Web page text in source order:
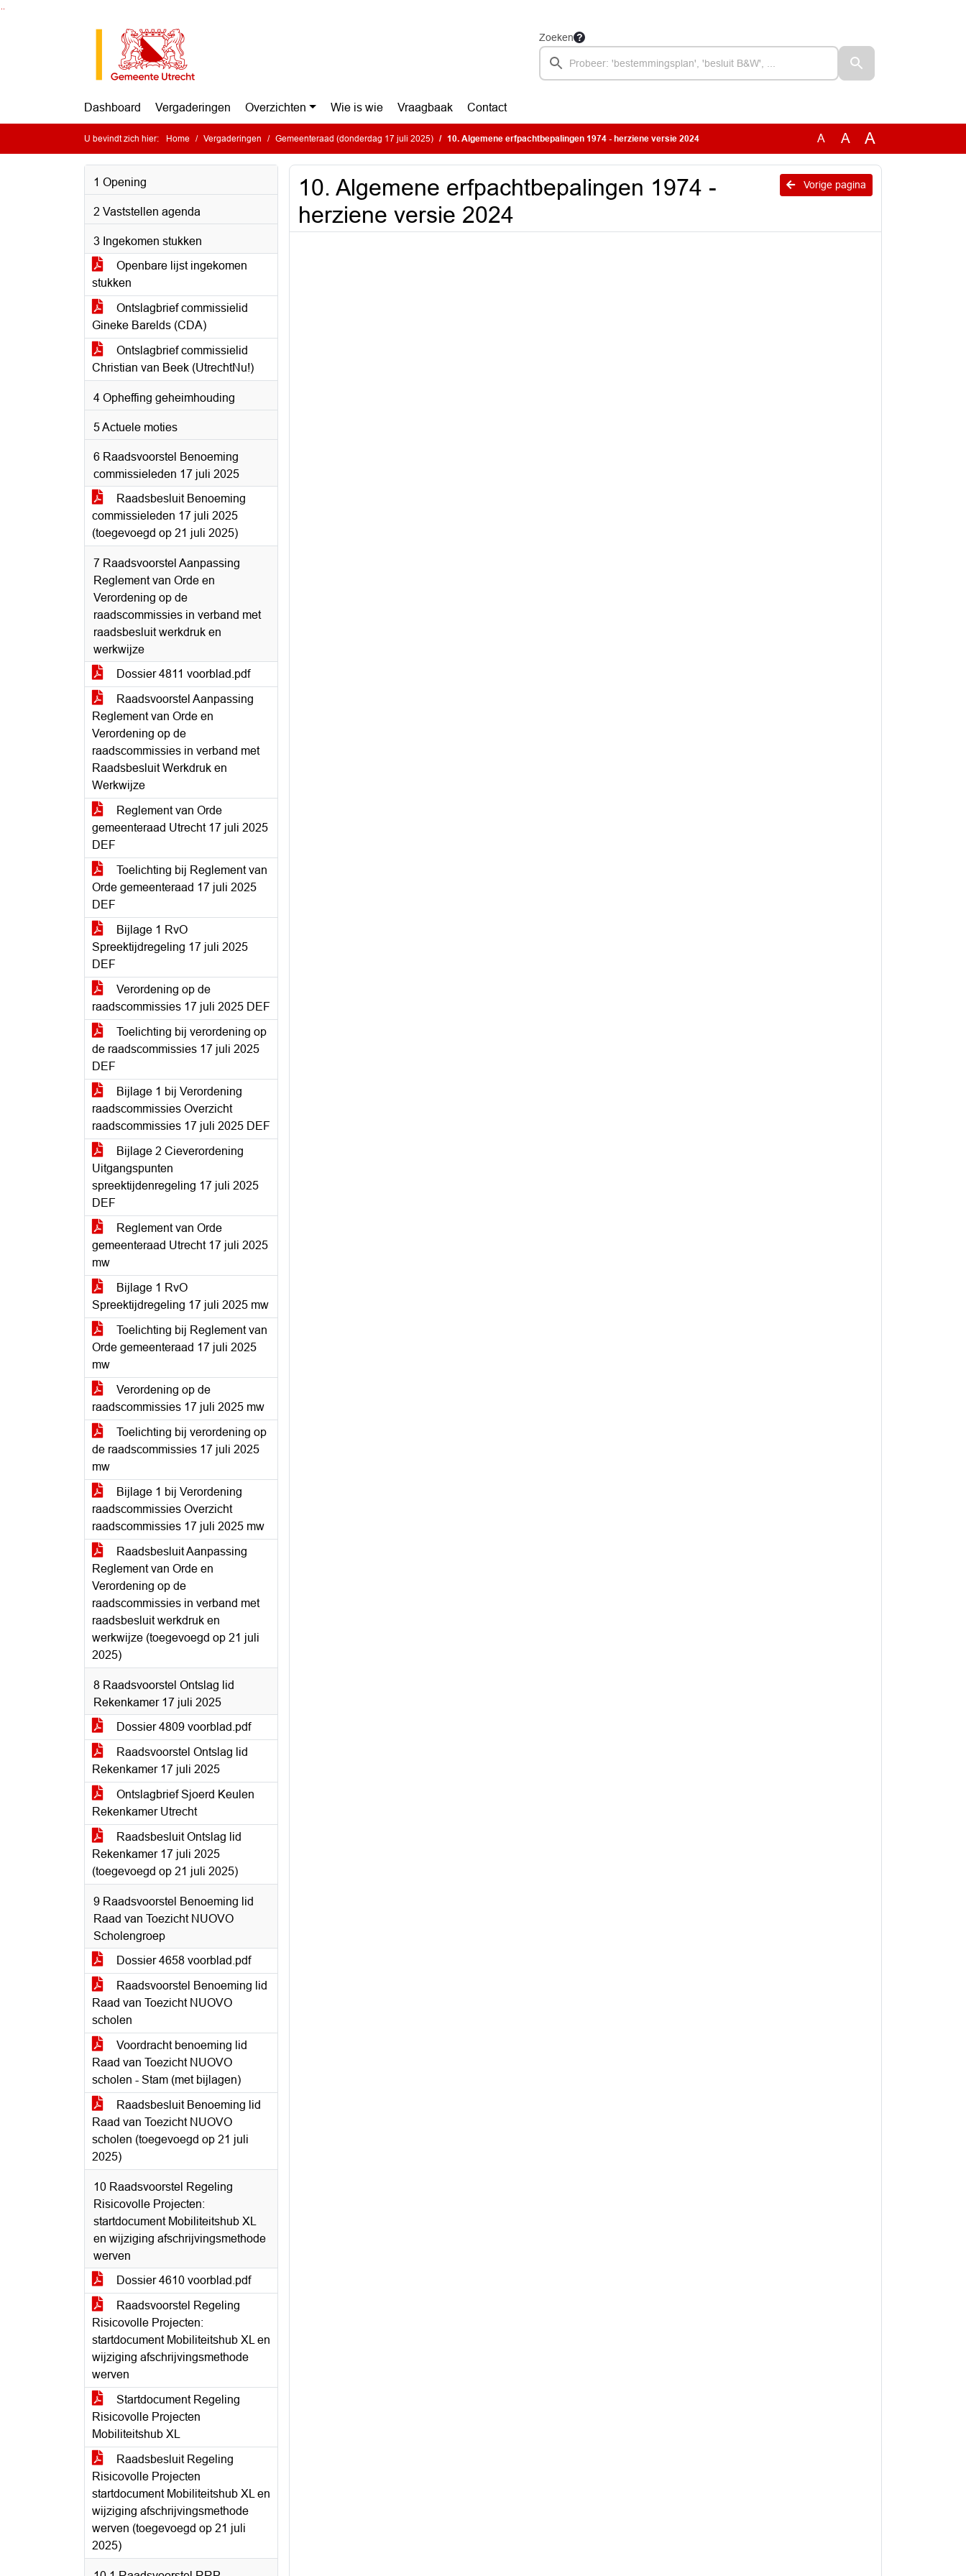
Zoeken
Dashboard Vergaderingen Overzichten Wie is wie Vraagbaak Contact
U bevindt zich hier: Home Vergaderingen Gemeenteraad (donderdag 17 juli 2025) 10. Algemene erfpachtbepalingen 1974 - herziene versie 2024 A A A
1 Opening
2 Vaststellen agenda
3 Ingekomen stukken
Openbare lijst ingekomen
stukken
Ontslagbrief commissielid
Gineke Barelds (CDA)
Ontslagbrief commissielid
Christian van Beek (UtrechtNu!)
4 Opheffing geheimhouding
5 Actuele moties
6 Raadsvoorstel Benoeming
commissieleden 17 juli 2025
Raadsbesluit Benoeming
commissieleden 17 juli 2025
(toegevoegd op 21 juli 2025)
7 Raadsvoorstel Aanpassing
Reglement van Orde en
Verordening op de
raadscommissies in verband met
raadsbesluit werkdruk en
werkwijze
Dossier 4811 voorblad.pdf
Raadsvoorstel Aanpassing
Reglement van Orde en
Verordening op de
raadscommissies in verband met
Raadsbesluit Werkdruk en
Werkwijze
Reglement van Orde
gemeenteraad Utrecht 17 juli 2025
DEF
Toelichting bij Reglement van
Orde gemeenteraad 17 juli 2025
DEF
Bijlage 1 RvO
Spreektijdregeling 17 juli 2025
DEF
Verordening op de
raadscommissies 17 juli 2025 DEF
Toelichting bij verordening op
de raadscommissies 17 juli 2025
DEF
Bijlage 1 bij Verordening
raadscommissies Overzicht
raadscommissies 17 juli 2025 DEF
Bijlage 2 Cieverordening
Uitgangspunten
spreektijdenregeling 17 juli 2025
DEF
Reglement van Orde
gemeenteraad Utrecht 17 juli 2025
mw
Bijlage 1 RvO
Spreektijdregeling 17 juli 2025 mw
Toelichting bij Reglement van
Orde gemeenteraad 17 juli 2025
mw
Verordening op de
raadscommissies 17 juli 2025 mw
Toelichting bij verordening op
de raadscommissies 17 juli 2025
mw
Bijlage 1 bij Verordening
raadscommissies Overzicht
raadscommissies 17 juli 2025 mw
Raadsbesluit Aanpassing
Reglement van Orde en
Verordening op de
raadscommissies in verband met
raadsbesluit werkdruk en
werkwijze (toegevoegd op 21 juli
2025)
8 Raadsvoorstel Ontslag lid
Rekenkamer 17 juli 2025
Dossier 4809 voorblad.pdf
Raadsvoorstel Ontslag lid
Rekenkamer 17 juli 2025
Ontslagbrief Sjoerd Keulen
Rekenkamer Utrecht
Raadsbesluit Ontslag lid
Rekenkamer 17 juli 2025
(toegevoegd op 21 juli 2025)
9 Raadsvoorstel Benoeming lid
Raad van Toezicht NUOVO
Scholengroep
Dossier 4658 voorblad.pdf
Raadsvoorstel Benoeming lid
Raad van Toezicht NUOVO
scholen
Voordracht benoeming lid
Raad van Toezicht NUOVO
scholen - Stam (met bijlagen)
Raadsbesluit Benoeming lid
Raad van Toezicht NUOVO
scholen (toegevoegd op 21 juli
2025)
10 Raadsvoorstel Regeling
Risicovolle Projecten:
startdocument Mobiliteitshub XL
en wijziging afschrijvingsmethode
werven
Dossier 4610 voorblad.pdf
Raadsvoorstel Regeling
Risicovolle Projecten:
startdocument Mobiliteitshub XL en
wijziging afschrijvingsmethode
werven
Startdocument Regeling
Risicovolle Projecten
Mobiliteitshub XL
Raadsbesluit Regeling
Risicovolle Projecten
startdocument Mobiliteitshub XL en
wijziging afschrijvingsmethode
werven (toegevoegd op 21 juli
2025)
Vorige pagina
10. Algemene erfpachtbepalingen 1974 -
herziene versie 2024